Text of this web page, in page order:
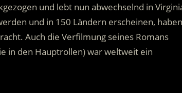
und lebt nun abwechselnd in
und in 150 Ländern erscheinen, haben
Auch die Verfilmung seines Romans
in den Hauptrollen) war weltweit ein